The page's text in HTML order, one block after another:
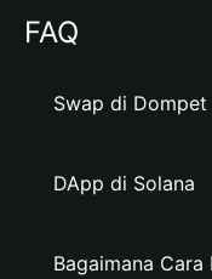
FAQ
Swap di Dompet
DApp di Solana
Bagaimana